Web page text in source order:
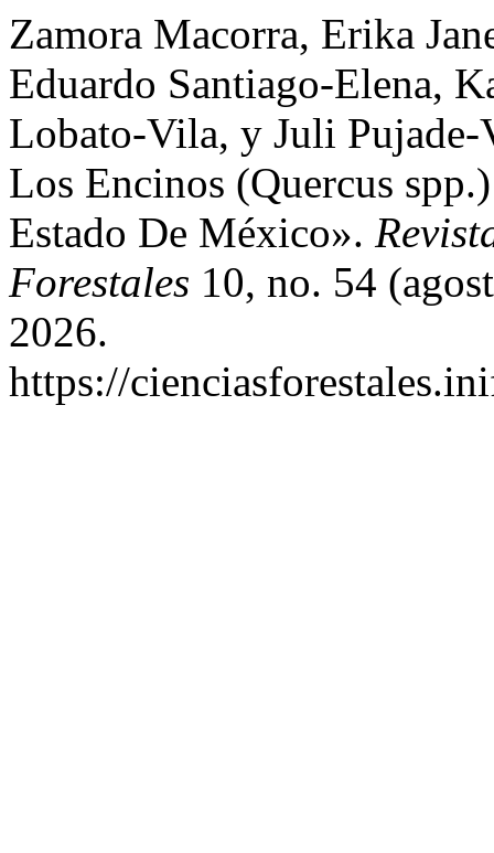
Zamora Macorra, Erika
Eduardo Santiago-Elena,
Lobato-Vila, y Juli Pujade-
Los Encinos (Quercus
Estado De México».
Forestales 10, no. 54
2026.
https://